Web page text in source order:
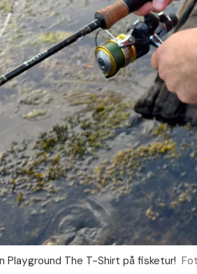
Playground The T-Shirt på fisketur!